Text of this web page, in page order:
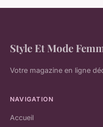
Style Et Mode
Votre magazine en ligne
NAVIGATION
Accueil